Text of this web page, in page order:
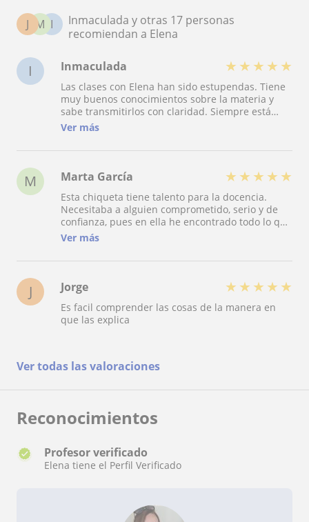
I
M
J
Inmaculada y otras 17 personas
recomiendan a Elena
I Inmaculada ★ ★ ★ ★ ★
Las clases con Elena han sido estupendas. Tiene
muy buenos conocimientos sobre la materia y
sabe transmitirlos con claridad. Siempre está
dispuesta para resolver cualquier duda y ayudar.
Ver más
M Marta García ★ ★ ★ ★ ★
Esta chiqueta tiene talento para la docencia.
Necesitaba a alguien comprometido, serio y de
confianza, pues en ella he encontrado todo lo que
necesitaba para poder aprobar el B2 de inglés.
Ver más
J Jorge ★ ★ ★ ★ ★
Es facil comprender las cosas de la manera en
que las explica
Ver todas las valoraciones
Reconocimientos
Profesor verificado
Elena tiene el Perfil Verificado